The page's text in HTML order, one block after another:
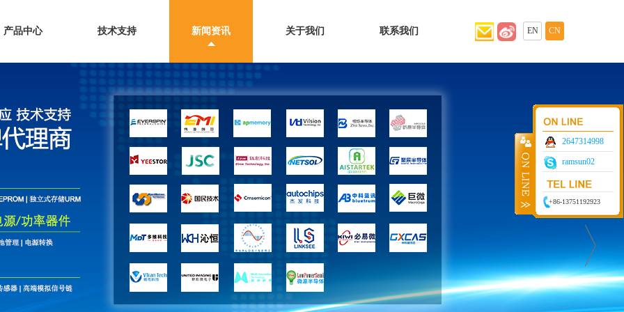
产品中心 技术支持 新闻资讯 关于我们 联系我们 EN CN
2647314998
ramsun02
+86-13751192923